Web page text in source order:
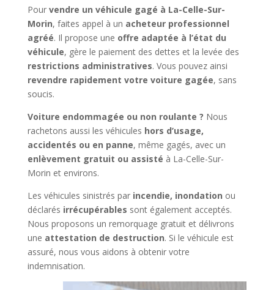
Pour vendre un véhicule gagé à La-Celle-Sur-
Morin, faites appel à un acheteur professionnel
agréé. Il propose une offre adaptée à l’état du
véhicule, gère le paiement des dettes et la levée des
restrictions administratives. Vous pouvez ainsi
revendre rapidement votre voiture gagée, sans
soucis.
Voiture endommagée ou non roulante ? Nous
rachetons aussi les véhicules hors d’usage,
accidentés ou en panne, même gagés, avec un
enlèvement gratuit ou assisté à La-Celle-Sur-
Morin et environs.
Les véhicules sinistrés par incendie, inondation ou
déclarés irrécupérables sont également acceptés.
Nous proposons un remorquage gratuit et délivrons
une attestation de destruction. Si le véhicule est
assuré, nous vous aidons à obtenir votre
indemnisation.